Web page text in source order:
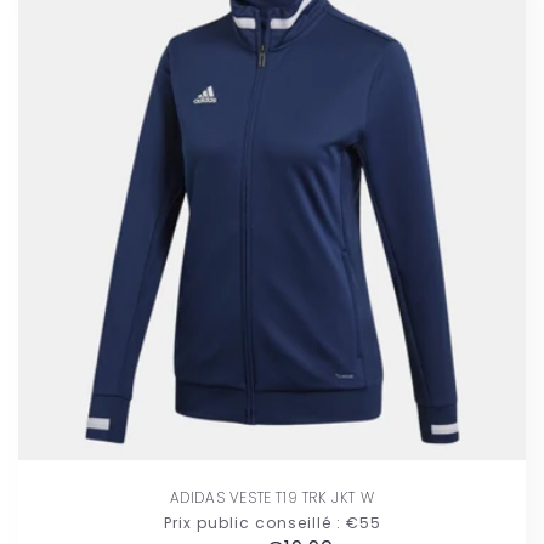
ADIDAS VESTE T19 TRK JKT W
Prix public conseillé : €55